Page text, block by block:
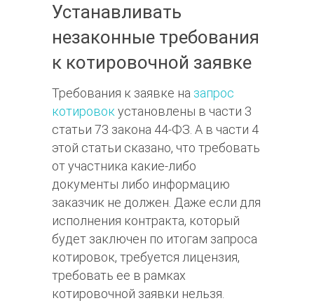
Устанавливать
незаконные требования
к котировочной заявке
Требования к заявке на запрос
котировок установлены в части 3
статьи 73 закона 44-ФЗ. А в части 4
этой статьи сказано, что требовать
от участника какие-либо
документы либо информацию
заказчик не должен. Даже если для
исполнения контракта, который
будет заключен по итогам запроса
котировок, требуется лицензия,
требовать ее в рамках
котировочной заявки нельзя.